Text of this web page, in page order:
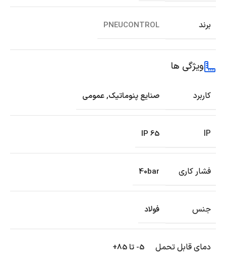
برند PNEUCONTROL
ویژگی ها
کاربرد صنایع پنوماتیک,عمومی
IP
IP 65
فشار کاری 40bar
جنس فولاد
دمای قابل تحمل 5- تا 85+